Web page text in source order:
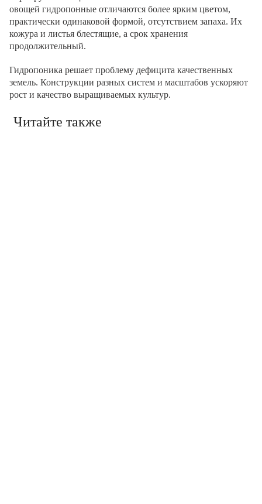
овощей гидропонные отличаются более ярким цветом,
практически одинаковой формой, отсутствием запаха. Их
кожура и листья блестящие, а срок хранения
продолжительный.
Гидропоника решает проблему дефицита качественных
земель. Конструкции разных систем и масштабов ускоряют
рост и качество выращиваемых культур.
Читайте также